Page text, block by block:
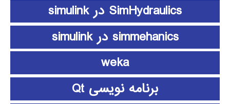
SimHydraulics در simulink
simmehanics در simulink
weka
برنامه نویسی Qt